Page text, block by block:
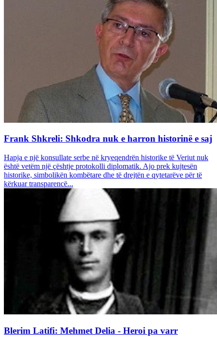
Frank Shkreli: Shkodra nuk e harron historinë e saj
Hapja e një konsullate serbe në kryeqendrën historike të Veriut nuk
është vetëm një çështje protokolli diplomatik. Ajo prek kujtesën
historike, simbolikën kombëtare dhe të drejtën e qytetarëve për të
kërkuar transparencë...
Blerim Latifi: Mehmet Delia - Heroi pa varr